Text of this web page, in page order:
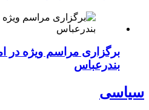
برگزاری مراسم ویژه در
بندرعباس
سیاسی